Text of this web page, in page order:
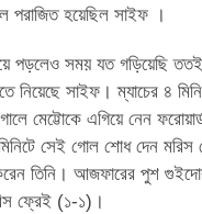
পরাজিত হয়েছিল সাইফ ।
পড়লেও সময় যত গড়িয়েছি
নিয়েছে সাইফ। ম্যাচের ৪
মেট্টোকে এগিয়ে নেন
সেই গোল শোধ দেন মরিস
তিনি। আজফারের পুশ
ফ্রেই (১-১)।